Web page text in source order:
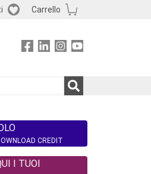
Carrello
CREDIT
I TUOI